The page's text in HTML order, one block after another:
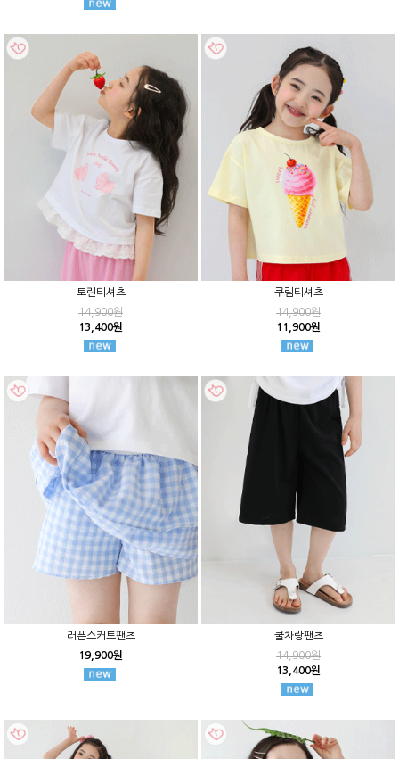
토린티셔츠
14,900원
13,400원
쿠림티셔츠
14,900원
11,900원
러픈스커트팬츠
19,900원
쿨차랑팬츠
14,900원
13,400원